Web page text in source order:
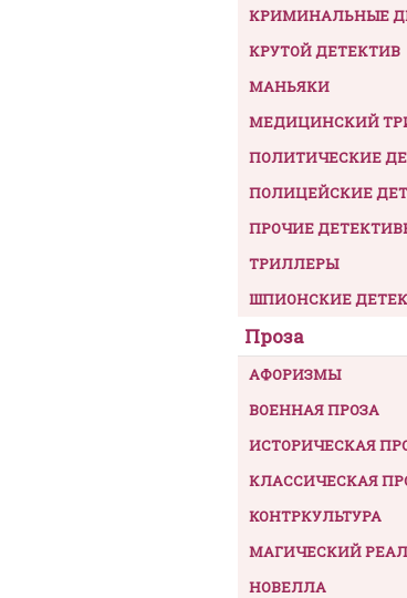
КРИМИНАЛЬНЫЕ
КРУТОЙ ДЕТЕКТИВ
МАНЬЯКИ
МЕДИЦИНСКИЙ
ПОЛИТИЧЕСКИЕ
ПОЛИЦЕЙСКИЕ
ПРОЧИЕ
ТРИЛЛЕРЫ
ШПИОНСКИЕ
Проза
АФОРИЗМЫ
ВОЕННАЯ ПРОЗА
ИСТОРИЧЕСКАЯ
КЛАССИЧЕСКАЯ
КОНТРКУЛЬТУРА
МАГИЧЕСКИЙ
НОВЕЛЛА